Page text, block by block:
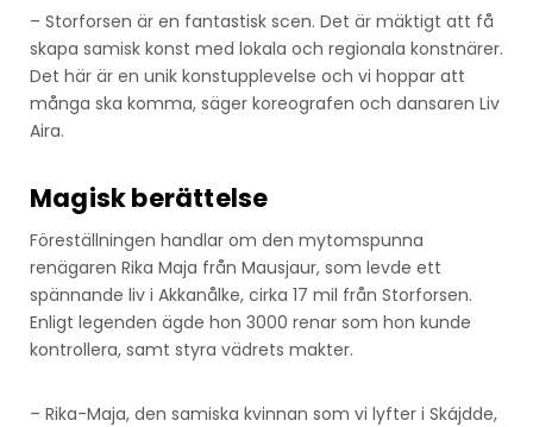
– Storforsen är en fantastisk scen. Det är mäktigt att få
skapa samisk konst med lokala och regionala konstnärer.
Det här är en unik konstupplevelse och vi hoppar att
många ska komma, säger koreografen och dansaren Liv
Aira.
Magisk berättelse
Föreställningen handlar om den mytomspunna
renägaren Rika Maja från Mausjaur, som levde ett
spännande liv i Akkanålke, cirka 17 mil från Storforsen.
Enligt legenden ägde hon 3000 renar som hon kunde
kontrollera, samt styra vädrets makter.
– Rika-Maja, den samiska kvinnan som vi lyfter i Skájdde,